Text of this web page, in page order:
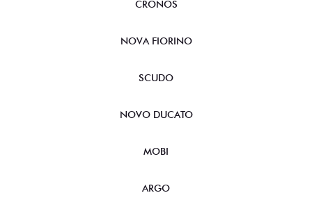
CRONOS
NOVA FIORINO
SCUDO
NOVO DUCATO
MOBI
ARGO